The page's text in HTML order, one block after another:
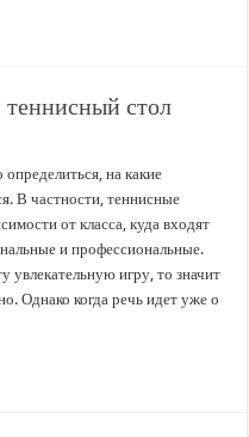
стол
на какие
В частности, теннисные
от класса, куда входят
и профессиональные.
увлекательную игру, то значит
Однако когда речь идет уже о